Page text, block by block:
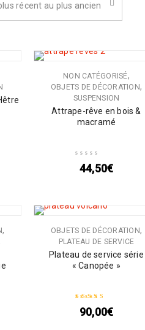
récent au plus ancien
NON CATÉGORISÉ,
OBJETS DE DÉCORATION,
SUSPENSION
Attrape-rêve en bois &
macramé
44,50€
, OBJETS DE DÉCORATION,
PLATEAU DE SERVICE
Plateau de service série
« Canopée »
Note5.00sur 5
90,00€